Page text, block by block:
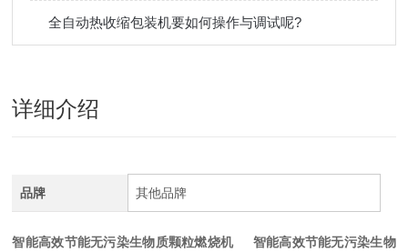
全自动热收缩包装机要如何操作与调试呢?
详细介绍
品牌 其他品牌
智能高效节能无污染生物质颗粒燃烧机 智能高效节能无污染生物